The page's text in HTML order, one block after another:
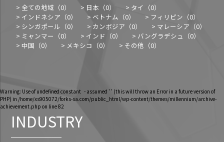
> 全ての地域（0） > 日本（0） > タイ（0）
> インドネシア（0） > ベトナム（0） > フィリピン（0）
> シンガポール（0） > カンボジア（0） > マレーシア（0）
> ミャンマー（0） > インド（0） > バングラデシュ（0）
> 中国（0） > メキシコ（0） > その他（0）
Warning: Use of undefined constant - assumed ' ' (this will throw an Error in a future version of
PHP) in /home/xs905072/forks-sa.com/public_html/wp-content/themes/millennium/archive-
achievement.php on line82
INDUSTRY